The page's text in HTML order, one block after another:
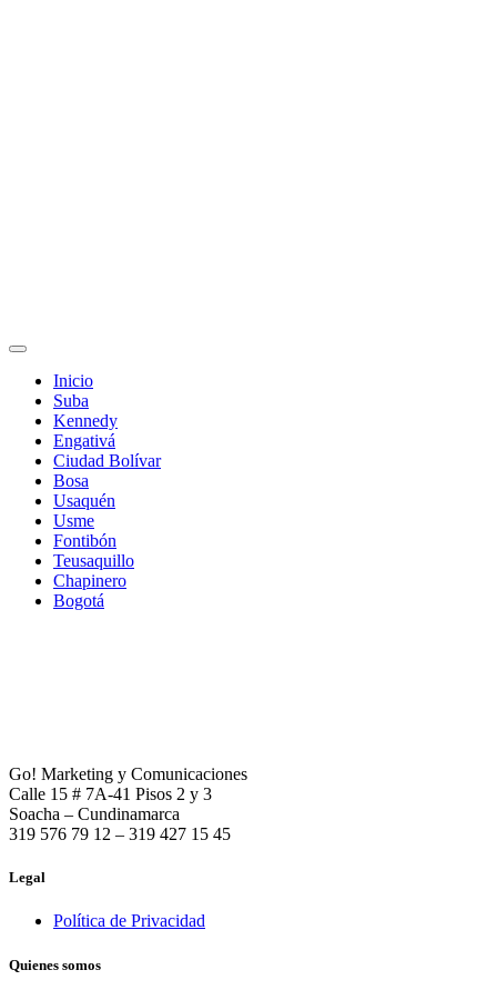
Inicio
Suba
Kennedy
Engativá
Ciudad Bolívar
Bosa
Usaquén
Usme
Fontibón
Teusaquillo
Chapinero
Bogotá
Go! Marketing y Comunicaciones
Calle 15 # 7A-41 Pisos 2 y 3
Soacha – Cundinamarca
319 576 79 12 – 319 427 15 45
Legal
Política de Privacidad
Quienes somos